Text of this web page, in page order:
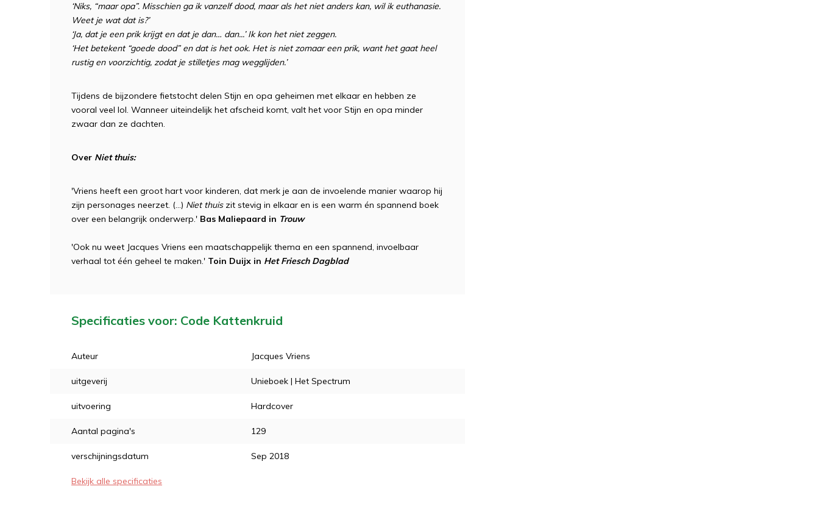
‘Niks, “maar opa”. Misschien ga ik vanzelf dood, maar als het niet anders kan, wil ik euthanasie.
Weet je wat dat is?’
‘Ja, dat je een prik krijgt en dat je dan… dan...’ Ik kon het niet zeggen.
‘Het betekent “goede dood” en dat is het ook. Het is niet zomaar een prik, want het gaat heel
rustig en voorzichtig, zodat je stilletjes mag wegglijden.’
Tijdens de bijzondere fietstocht delen Stijn en opa geheimen met elkaar en hebben ze
vooral veel lol. Wanneer uiteindelijk het afscheid komt, valt het voor Stijn en opa minder
zwaar dan ze dachten.
Over Niet thuis:
'Vriens heeft een groot hart voor kinderen, dat merk je aan de invoelende manier waarop hij
zijn personages neerzet. (...) Niet thuiszit stevig in elkaar en is een warm én spannend boek
over een belangrijk onderwerp.' Bas Maliepaard in Trouw
'Ook nu weet Jacques Vriens een maatschappelijk thema en een spannend, invoelbaar
verhaal tot één geheel te maken.' Toin Duijx in Het Friesch Dagblad
Specificaties voor: Code Kattenkruid
Auteur Jacques Vriens
uitgeverij Unieboek | Het Spectrum
uitvoering Hardcover
Aantal pagina's 129
verschijningsdatum Sep 2018
Bekijk alle specificaties